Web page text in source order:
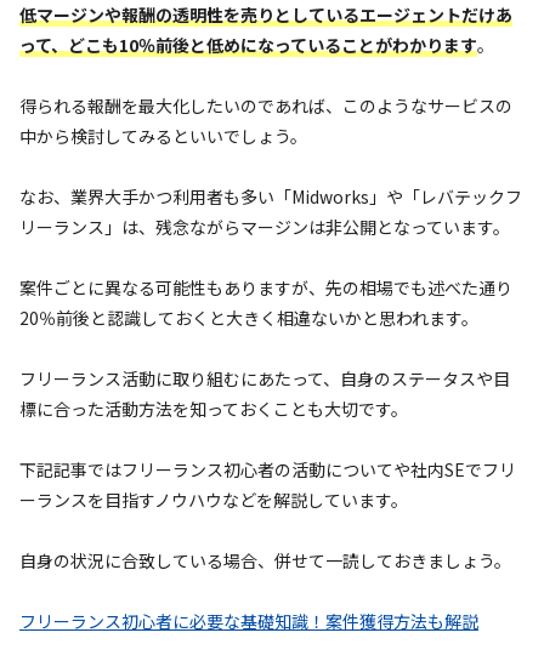
低マージンや報酬の透明性を売りとしているエージェントだけあ
って、どこも10％前後と低めになっていることがわかります。
得られる報酬を最大化したいのであれば、このようなサービスの
中から検討してみるといいでしょう。
なお、業界大手かつ利用者も多い「Midworks」や「レバテックフ
リーランス」は、残念ながらマージンは非公開となっています。
案件ごとに異なる可能性もありますが、先の相場でも述べた通り
20％前後と認識しておくと大きく相違ないかと思われます。
フリーランス活動に取り組むにあたって、自身のステータスや目
標に合った活動方法を知っておくことも大切です。
下記記事ではフリーランス初心者の活動についてや社内SEでフリ
ーランスを目指すノウハウなどを解説しています。
自身の状況に合致している場合、併せて一読しておきましょう。
フリーランス初心者に必要な基礎知識！案件獲得方法も解説